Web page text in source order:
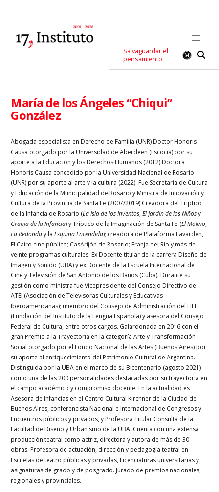
Salvaguardar el
pensamiento
María de los Ángeles “Chiqui”
González
Abogada especialista en Derecho de Familia (UNR) Doctor Honoris
Causa otorgado por la Universidad de Aberdeen (Escocia) por su
aporte a la Educación y los Derechos Humanos (2012) Doctora
Honoris Causa concedido por la Universidad Nacional de Rosario
(UNR) por su aporte al arte y la cultura (2022). Fue Secretaria de Cultura
y Educación de la Municipalidad de Rosario y Ministra de Innovación y
Cultura de la Provincia de Santa Fe (2007/2019) Creadora del Tríptico
de la Infancia de Rosario (La Isla de los Inventos,El Jardín de los Niñosy
Granja de la Infancia) y Tríptico de la Imaginación de Santa Fe (El Molino,
La Redonday laEsquina Encendida); creadora de Plataforma Lavardén,
El Cairo cine público; CasArijón de Rosario; Franja del Río y más de
veinte programas culturales. Ex Docente titular de la carrera Diseño de
Imagen y Sonido (UBA) y ex Docente de la Escuela Internacional de
Cine y Televisión de San Antonio de los Baños (Cuba). Durante su
gestión como ministra fue Vicepresidente del Consejo Directivo de
ATEI (Asociación de Televisoras Culturales y Educativas
Iberoamericanas); miembro del Consejo de Administración del FILE
(Fundación del Instituto de la Lengua Española) y asesora del Consejo
Federal de Cultura, entre otros cargos. Galardonada en 2016 con el
gran Premio a la Trayectoria en la categoría Arte y Transformación
Social otorgado por el Fondo Nacional de las Artes (Buenos Aires) por
su aporte al enriquecimiento del Patrimonio Cultural de Argentina.
Distinguida por la UBA en el marco de su Bicentenario (agosto 2021)
como una de las 200 personalidades destacadas por su trayectoria en
el campo académico y compromiso docente. En la actualidad es
Asesora de Infancias en el Centro Cultural Kirchner de la Ciudad de
Buenos Aires, conferencista Nacional e Internacional de Congresos y
Encuentros públicos y privados, y Profesora Titular Consulta de la
Facultad de Diseño y Urbanismo de la UBA. Cuenta con una extensa
producción teatral como actriz, directora y autora de más de 30
obras. Profesora de actuación, dirección y pedagogía teatral en
Escuelas de teatro públicas y privadas, Licenciaturas universitarias y
asignaturas de grado y de posgrado. Jurado de premios nacionales,
regionales y provinciales.